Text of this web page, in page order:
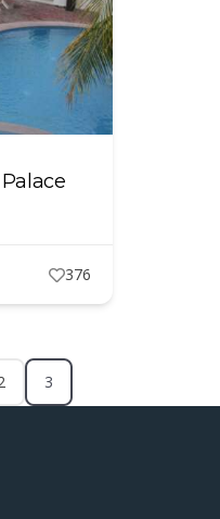
376
3